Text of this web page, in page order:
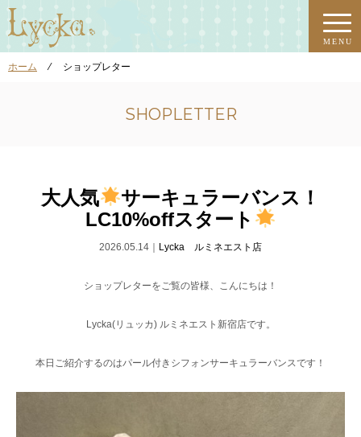
MENU
ホーム ⁄ ショップレター
SHOPLETTER
大人気
サーキュラーバンス！
LC10%offスタート
2026.05.14｜ Lycka ルミネエスト店
ショップレターをご覧の皆様、こんにちは！
Lycka(リュッカ) ルミネエスト新宿店です。
本日ご紹介するのはパール付きシフォンサーキュラーバンスです！